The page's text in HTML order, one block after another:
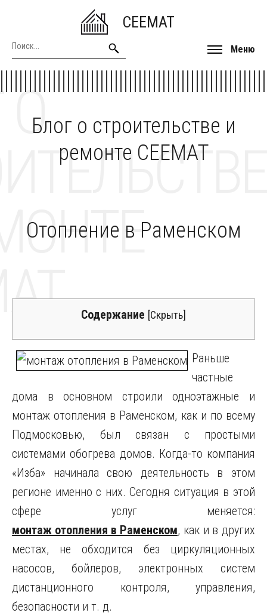
CEEMAT
Меню
Блог о строительстве и
ремонте CEEMAT
О
Отопление в Раменском
Содержание [Скрыть]
Раньше
частные
дома в основном строили одноэтажные и
монтаж отопления в Раменском, как и по всему
Подмосковью, был связан с простыми
системами обогрева домов. Когда-то компания
«Изба» начинала свою деятельность в этом
регионе именно с них. Сегодня ситуация в этой
сфере услуг меняется:
монтаж отопления в Раменском, как и в других
местах, не обходится без циркуляционных
насосов, бойлеров, электронных систем
дистанционного контроля, управления,
безопасности и т. д.